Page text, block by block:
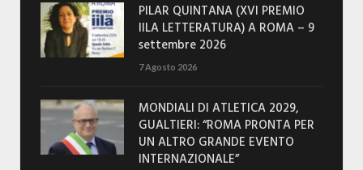
PILAR QUINTANA (XVI PREMIO
IILA LETTERATURA) A ROMA – 9
settembre 2026
7 Agosto 2026
MONDIALI DI ATLETICA 2029,
GUALTIERI: “ROMA PRONTA PER
UN ALTRO GRANDE EVENTO
INTERNAZIONALE”